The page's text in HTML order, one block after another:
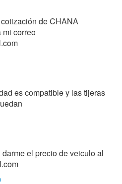
de CHANA
mi correo
es compatible y las tijeras
el precio de veiculo al